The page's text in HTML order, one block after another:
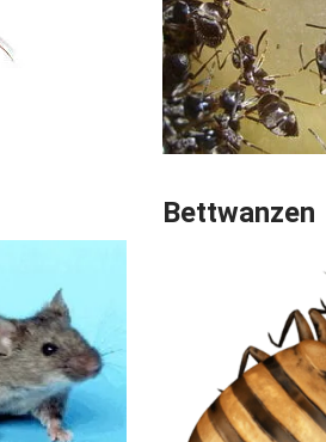
Bettwanzen